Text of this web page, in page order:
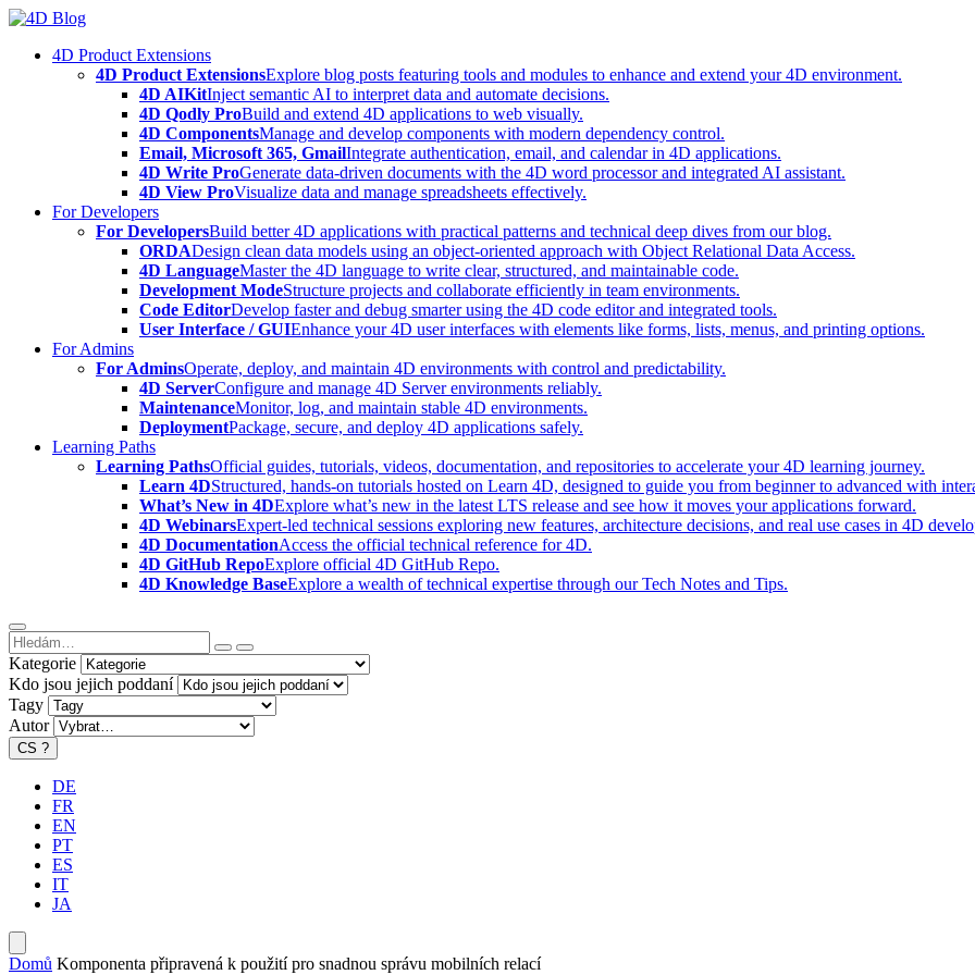
Skip
content4D Product Extensions
4D Product ExtensionsExplore blog posts featuring tools and modules to enhance and extend your 4D environment.
4D AIKitInject semantic AI to interpret data and automate decisions.
4D Qodly ProBuild and extend 4D applications to web visually.
4D ComponentsManage and develop components with modern dependency control.
Email, Microsoft 365, GmailIntegrate authentication, email, and calendar in 4D applications.
4D Write ProGenerate data-driven documents with the 4D word processor and integrated AI assistant.
4D View ProVisualize data and manage spreadsheets effectively.
For Developers
For DevelopersBuild better 4D applications with practical patterns and technical deep dives from our blog.
ORDADesign clean data models using an object-oriented approach with Object Relational Data Access.
4D LanguageMaster the 4D language to write clear, structured, and maintainable code.
Development ModeStructure projects and collaborate efficiently in team environments.
Code EditorDevelop faster and debug smarter using the 4D code editor and integrated tools.
User Interface / GUIEnhance your 4D user interfaces with elements like forms, lists, menus, and printing options.
For Admins
For AdminsOperate, deploy, and maintain 4D environments with control and predictability.
4D ServerConfigure and manage 4D Server environments reliably.
MaintenanceMonitor, log, and maintain stable 4D environments.
DeploymentPackage, secure, and deploy 4D applications safely.
Learning Paths
Learning PathsOfficial guides, tutorials, videos, documentation, and repositories to accelerate your 4D learning journey.
Learn 4DStructured, hands-on tutorials hosted on Learn 4D, designed to guide you from beginner to advanced with
What’s New in 4DExplore what’s new in the latest LTS release and see how it moves your applications forward.
4D WebinarsExpert-led technical sessions exploring new features, architecture decisions, and real use cases in 4D
4D DocumentationAccess the official technical reference for 4D.
4D GitHub RepoExplore official 4D GitHub Repo.
4D Knowledge BaseExplore a wealth of technical expertise through our Tech Notes and Tips.
Kategorie
Kdo jsou jejich poddaní
Tagy
Autor
CS ?
DE
FR
EN
PT
ES
IT
JA
Domů Komponenta připravená k použití pro snadnou správu mobilních relací